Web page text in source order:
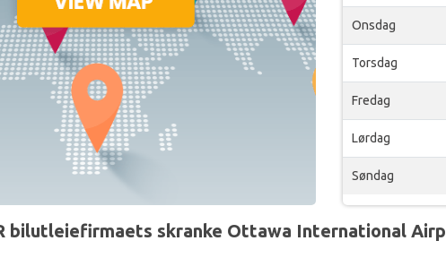
Onsdag
Torsdag
Fredag
Lørdag
Søndag
bilutleiefirmaets skranke Ottawa International